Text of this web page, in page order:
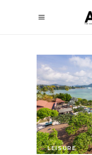
LEISURE